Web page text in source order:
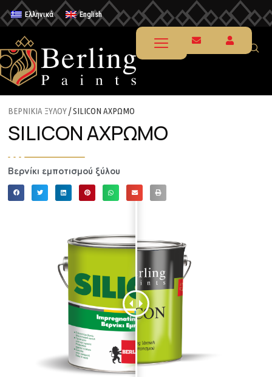
Ελληνικά English
ΒΕΡΝΙΚΙΑ ΞΥΛΟΥ/ SILICON ΑΧΡΩΜΟ
SILICON ΑΧΡΩΜΟ
Βερνίκι εμποτισμού ξύλου